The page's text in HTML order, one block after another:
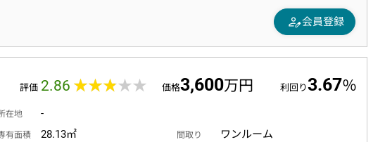
person_edit会員登録
評価 2.86 ★★★★★
★★★★★ 価格3,600万円 利回り3.67％
在地 -
有面積 28.13㎡ 間取り ワンルーム